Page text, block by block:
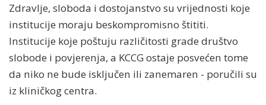
Zdravlje, sloboda i dostojanstvo su vrijednosti koje
institucije moraju beskompromisno štititi.
Institucije koje poštuju različitosti grade društvo
slobode i povjerenja, a KCCG ostaje posvećen tome
da niko ne bude isključen ili zanemaren - poručili su
iz kliničkog centra.